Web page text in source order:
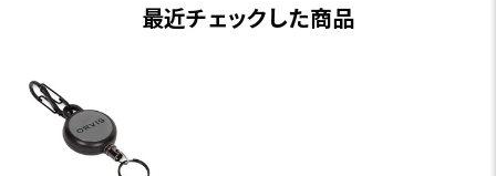
最近チェックした商品